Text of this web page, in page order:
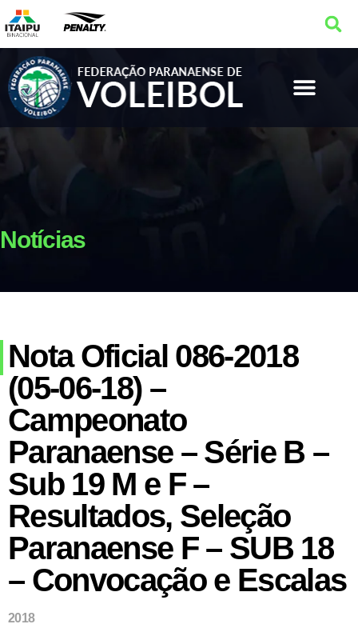
Notícias
Nota Oficial 086-2018
(05-06-18) –
Campeonato
Paranaense – Série B –
Sub 19 M e F –
Resultados, Seleção
Paranaense F – SUB 18
– Convocação e Escalas
2018